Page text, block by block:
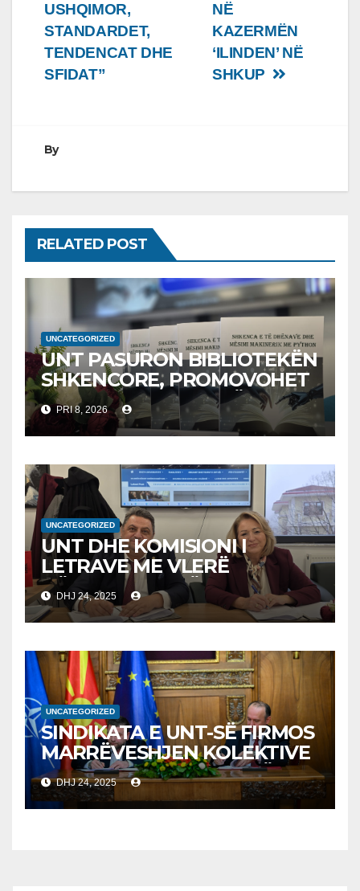
NË
KAZERMËN
‘ILINDEN’ NË
SHKUP
USHQIMOR,
STANDARDET,
TENDENCAT DHE
SFIDAT”
By
RELATED POST
UNCATEGORIZED
UNT PASURON BIBLIOTEKËN
SHKENCORE, PROMOVOHET
LIBRI SHKENCAT E TË
DHËNAVE, NGA PROF. DR.
BEKIM FETAJI
PRI 8, 2026
UNCATEGORIZED
UNT DHE KOMISIONI I
LETRAVE ME VLERË
NËNSHKRUAJNË
MEMORANDUM
BASHKËPUNIMI PËR
AVANCIMIN E EDUKIMIT
FINANCIAR
DHJ 24, 2025
UNCATEGORIZED
SINDIKATA E UNT-SË FIRMOS
MARRËVESHJEN KOLEKTIVE
ME KUVENDIN E RMV-SË
DHJ 24, 2025